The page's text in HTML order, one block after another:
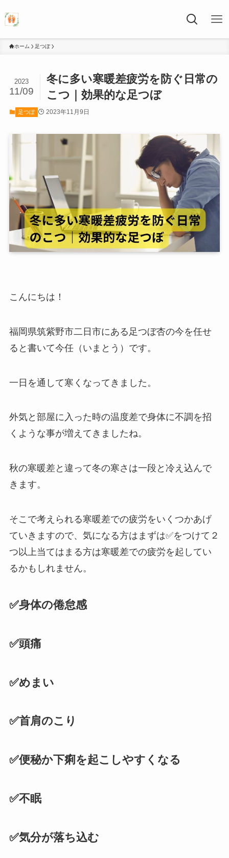
ホーム 足つぼ
冬に多い寒暖差疲労を防ぐ日常の
こつ｜効果的な足つぼ
2023
11/09
足つぼ 2023年11月9日
こんにちは！
福岡県筑紫野市二日市にある足つぼ杏の今を任せ
ると書いて今任（いまとう）です。
一日を通して寒くなってきました。
外気と部屋に入った時の温度差で身体に不調を招
くような事が増えてきましたね。
秋の寒暖差と違って冬の寒さは一段と冷え込んで
きます。
そこで考えられる寒暖差での疲労をいくつかあげ
ていきますので、気になる方はまずは✅をつけて２
つ以上当てはまる方は寒暖差での疲労を起してい
るかもしれません。
✅身体の倦怠感
✅頭痛
✅めまい
✅首肩のこり
✅便秘か下痢を起こしやすくなる
✅不眠
✅気分が落ち込む